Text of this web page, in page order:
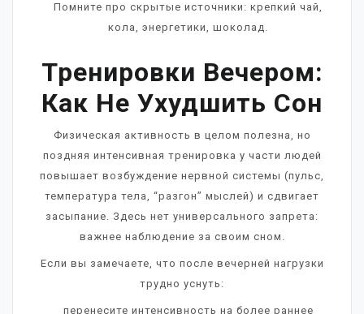
Помните про скрытые источники: крепкий чай,
кола, энергетики, шоколад.
Тренировки Вечером:
Как Не Ухудшить Сон
Физическая активность в целом полезна, но
поздняя интенсивная тренировка у части людей
повышает возбуждение нервной системы (пульс,
температура тела, “разгон” мыслей) и сдвигает
засыпание. Здесь нет универсального запрета:
важнее наблюдение за своим сном.
Если вы замечаете, что после вечерней нагрузки
трудно уснуть:
перенесите интенсивность на более раннее